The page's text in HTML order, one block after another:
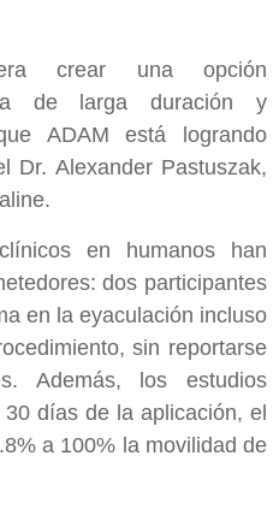
crear una opción
de larga duración y
ADAM está logrando
Dr. Alexander Pastuszak,
en humanos han
dos participantes
en la eyaculación incluso
sin reportarse
Además, los estudios
días de la aplicación, el
a 100% la movilidad de